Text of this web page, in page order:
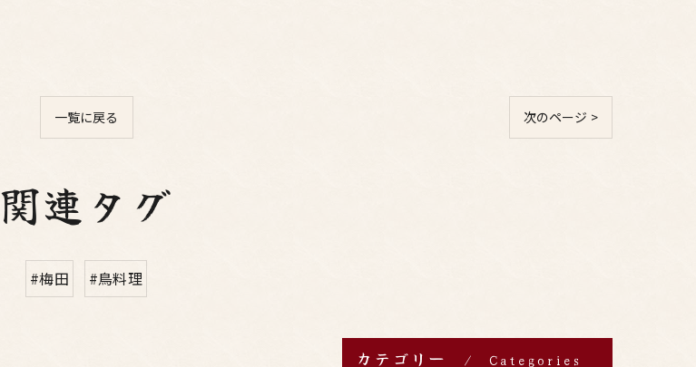
一覧に戻る 次のページ >
関連タグ
#梅田 #鳥料理
カテゴリー Categories